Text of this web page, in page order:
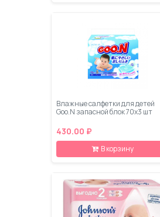
Влажные салфетки для детей
Goo.N запасной блок 70х3 шт
430.00 ₽
В корзину